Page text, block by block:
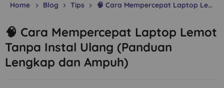
Home Blog Tips 🧠 Cara Mempercepat Laptop Lemot Tanpa Instal Ulang (Panduan Lengkap dan Ampuh)
🧠 Cara Mempercepat Laptop Lemot
Tanpa Instal Ulang (Panduan
Lengkap dan Ampuh)